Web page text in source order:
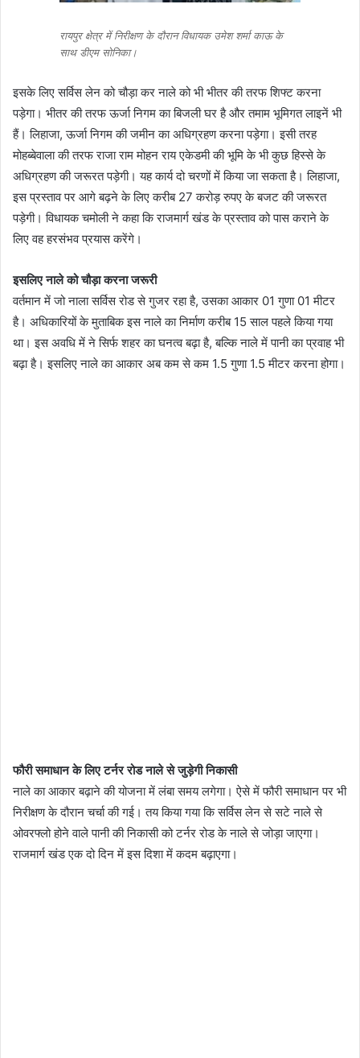
रायपुर क्षेत्र में निरीक्षण के दौरान विधायक उमेश शर्मा काऊ के
साथ डीएम सोनिका।
इसके लिए सर्विस लेन को चौड़ा कर नाले को भी भीतर की तरफ शिफ्ट करना
पड़ेगा। भीतर की तरफ ऊर्जा निगम का बिजली घर है और तमाम भूमिगत लाइनें भी
हैं। लिहाजा, ऊर्जा निगम की जमीन का अधिग्रहण करना पड़ेगा। इसी तरह
मोहब्बेवाला की तरफ राजा राम मोहन राय एकेडमी की भूमि के भी कुछ हिस्से के
अधिग्रहण की जरूरत पड़ेगी। यह कार्य दो चरणों में किया जा सकता है। लिहाजा,
इस प्रस्ताव पर आगे बढ़ने के लिए करीब 27 करोड़ रुपए के बजट की जरूरत
पड़ेगी। विधायक चमोली ने कहा कि राजमार्ग खंड के प्रस्ताव को पास कराने के
लिए वह हरसंभव प्रयास करेंगे।
इसलिए नाले को चौड़ा करना जरूरी
वर्तमान में जो नाला सर्विस रोड से गुजर रहा है, उसका आकार 01 गुणा 01 मीटर
है। अधिकारियों के मुताबिक इस नाले का निर्माण करीब 15 साल पहले किया गया
था। इस अवधि में ने सिर्फ शहर का घनत्व बढ़ा है, बल्कि नाले में पानी का प्रवाह भी
बढ़ा है। इसलिए नाले का आकार अब कम से कम 1.5 गुणा 1.5 मीटर करना होगा।
फौरी समाधान के लिए टर्नर रोड नाले से जुड़ेगी निकासी
नाले का आकार बढ़ाने की योजना में लंबा समय लगेगा। ऐसे में फौरी समाधान पर भी
निरीक्षण के दौरान चर्चा की गई। तय किया गया कि सर्विस लेन से सटे नाले से
ओवरफ्लो होने वाले पानी की निकासी को टर्नर रोड के नाले से जोड़ा जाएगा।
राजमार्ग खंड एक दो दिन में इस दिशा में कदम बढ़ाएगा।